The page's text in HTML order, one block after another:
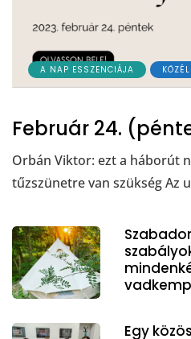
A NAP ESSZENCIÁJA
Február 24.
Orbán Viktor: ezt a háborút
tűzszünetre van szükség Az
Egy